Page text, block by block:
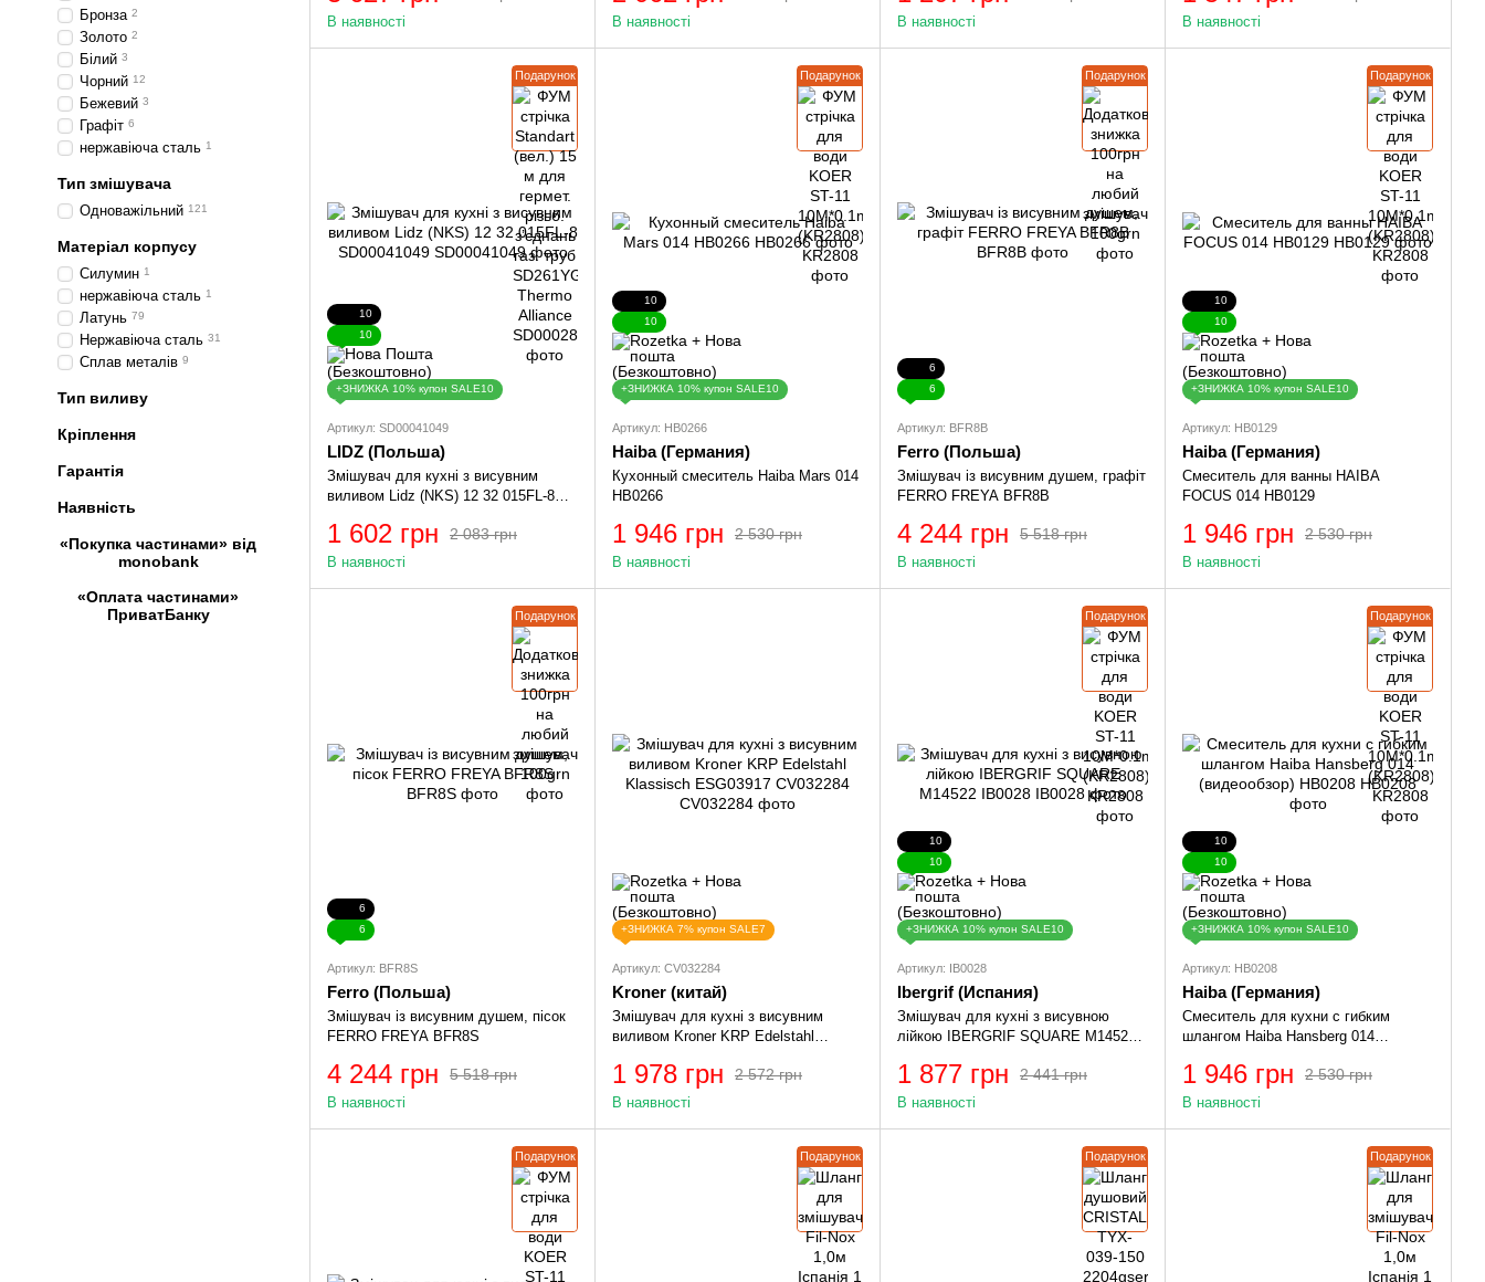
В наявності В наявності В наявності В наявності
Подарунок
10
10
+ЗНИЖКА 10% купон SALE10
Артикул: SD00041049
LIDZ (Польша)
Змішувач для кухні з висувним
виливом Lidz (NKS) 12 32 015FL-8
2 083 грн
1 602 грн
В наявності
Подарунок
10
10
+ЗНИЖКА 10% купон SALE10
Артикул: HB0266
Haiba (Германия)
Кухонный смеситель Haiba Mars 014
HB0266
2 530 грн
1 946 грн
В наявності
Подарунок
6
6
Артикул: BFR8B
Ferro (Польша)
Змішувач із висувним душем, графіт
FERRO FREYA BFR8B
5 518 грн
4 244 грн
В наявності
Подарунок
10
10
+ЗНИЖКА 10% купон SALE10
Артикул: HB0129
Haiba (Германия)
Смеситель для ванны HAIBA
FOCUS 014 HB0129
2 530 грн
1 946 грн
В наявності
Подарунок
6
6
Артикул: BFR8S
Ferro (Польша)
Змішувач із висувним душем, пісок
FERRO FREYA BFR8S
5 518 грн
4 244 грн
В наявності
+ЗНИЖКА 7% купон SALE7
Артикул: CV032284
Kroner (китай)
Змішувач для кухні з висувним
виливом Kroner KRP Edelstahl
2 572 грн
1 978 грн
В наявності
Подарунок
10
10
+ЗНИЖКА 10% купон SALE10
Артикул: IB0028
Ibergrif (Испания)
Змішувач для кухні з висувною
лійкою IBERGRIF SQUARE M14522
2 441 грн
1 877 грн
В наявності
Подарунок
10
10
+ЗНИЖКА 10% купон SALE10
Артикул: HB0208
Haiba (Германия)
Смеситель для кухни с гибким
шлангом Haiba Hansberg 014
2 530 грн
1 946 грн
В наявності
Подарунок Подарунок Подарунок Подарунок
Бронза 2
Золото 2
Білий 3
Чорний 12
Бежевий 3
Графіт 6
нержавіюча сталь 1
Тип змішувача
Одноважільний 121
Матеріал корпусу
Силумин 1
нержавіюча сталь 1
Латунь 79
Нержавіюча сталь 31
Сплав металів 9
Тип виливу
Кріплення
Гарантія
Наявність
«Покупка частинами» від
monobank
«Оплата частинами»
ПриватБанку